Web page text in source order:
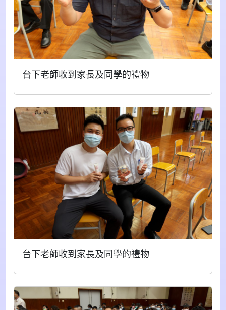
台下老師收到家長及同學的禮物
台下老師收到家長及同學的禮物